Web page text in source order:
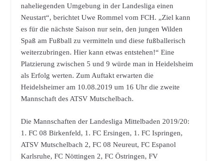
naheliegenden Umgebung in der Landesliga einen
Neustart“, berichtet Uwe Rommel vom FCH. „Ziel kann
es für die nächste Saison nur sein, den jungen Wilden
Spaß am Fußball zu vermitteln und diese fußballerisch
weiterzubringen. Hier kann etwas entstehen!“ Eine
Platzierung zwischen 5 und 9 würde man in Heidelsheim
als Erfolg werten. Zum Auftakt erwarten die
Heidelsheimer am 10.08.2019 um 16 Uhr die zweite
Mannschaft des ATSV Mutschelbach.
Die Mannschaften der Landesliga Mittelbaden 2019/20:
1. FC 08 Birkenfeld, 1. FC Ersingen, 1. FC Ispringen,
ATSV Mutschelbach 2, FC 08 Neureut, FC Espanol
Karlsruhe, FC Nöttingen 2, FC Östringen, FV